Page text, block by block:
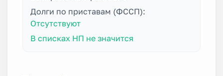
Долги по приставам (ФССП):
Отсутствуют
В списках НП не значится